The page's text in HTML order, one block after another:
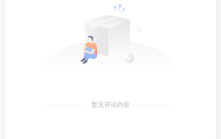
暂无评论内容